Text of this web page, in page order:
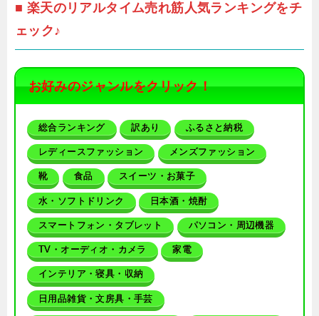
■ 楽天のリアルタイム売れ筋人気ランキングをチ
ェック♪
お好みのジャンルをクリック！
総合ランキング 訳あり ふるさと納税
レディースファッション メンズファッション
靴 食品 スイーツ・お菓子
水・ソフトドリンク 日本酒・焼酎
スマートフォン・タブレット パソコン・周辺機器
TV・オーディオ・カメラ 家電
インテリア・寝具・収納
日用品雑貨・文房具・手芸